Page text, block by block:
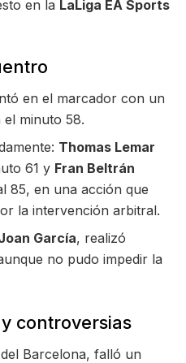
en la LaLiga EA Sports
en el marcador con un
minuto 58.
Thomas Lemar
61 y Fran Beltrán
85, en una acción que
la intervención arbitral.
García, realizó
no pudo impedir la
controversias
Barcelona, falló un